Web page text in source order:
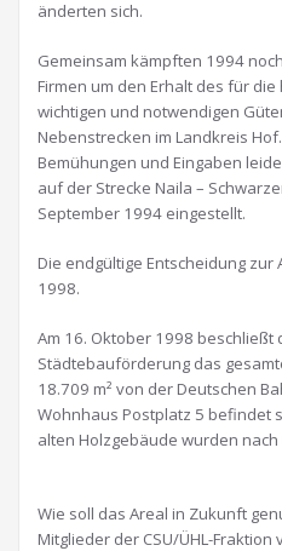
änderten sich.
Gemeinsam kämpften 1994
Firmen um den Erhalt des für
wichtigen und notwendigen
Nebenstrecken im Landkreis
Bemühungen und Eingaben
auf der Strecke Naila –
September 1994 eingestellt.
Die endgültige Entscheidung
1998.
Am 16. Oktober 1998 beschließt
Städtebauförderung das
18.709 m² von der Deutschen
Wohnhaus Postplatz 5 befindet
alten Holzgebäude wurden
Wie soll das Areal in Zukunft
Mitglieder der CSU/ÜHL-